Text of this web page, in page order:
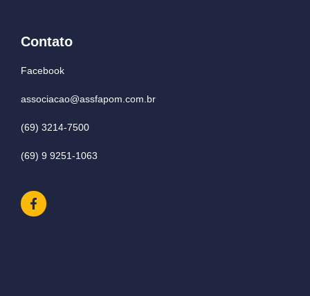
Contato
Facebook
associacao@assfapom.com.br
(69) 3214-7500
(69) 9 9251-1063